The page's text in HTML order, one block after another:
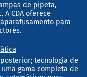
de pipeta,
A CDA oferece
para
tecnologia de
uma gama completa de